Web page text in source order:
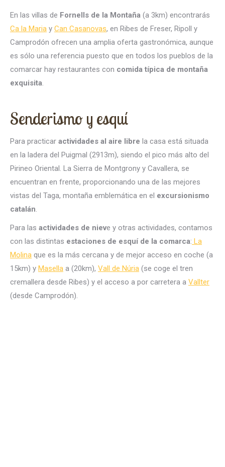
En las villas de Fornells de la Montaña (a 3km) encontrarás
Ca la Maria y Can Casanovas, en Ribes de Freser, Ripoll y
Camprodón ofrecen una amplia oferta gastronómica, aunque
es sólo una referencia puesto que en todos los pueblos de la
comarcar hay restaurantes con comida típica de montaña
exquisita.
Senderismo y esquí
Para practicar actividades al aire libre la casa está situada
en la ladera del Puigmal (2913m), siendo el pico más alto del
Pirineo Oriental. La Sierra de Montgrony y Cavallera, se
encuentran en frente, proporcionando una de las mejores
vistas del Taga, montaña emblemática en el excursionismo
catalán.
Para las actividades de nieve y otras actividades, contamos
con las distintas estaciones de esquí de la comarca: La
Molina que es la más cercana y de mejor acceso en coche (a
15km) y Masella a (20km), Vall de Núria (se coge el tren
cremallera desde Ribes) y el acceso a por carretera a Vallter
(desde Camprodón).